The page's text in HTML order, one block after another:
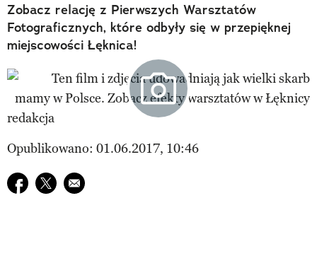
Zobacz relację z Pierwszych Warsztatów
Fotograficznych, które odbyły się w przepięknej
miejscowości Łęknica!
redakcja
Opublikowano: 01.06.2017, 10:46
Udostępnij na facebook
Udostępnij na twitter
E-mail do przyjaciela